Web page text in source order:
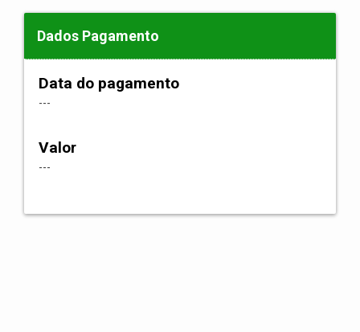
Dados Pagamento
Data do pagamento
---
Valor
---